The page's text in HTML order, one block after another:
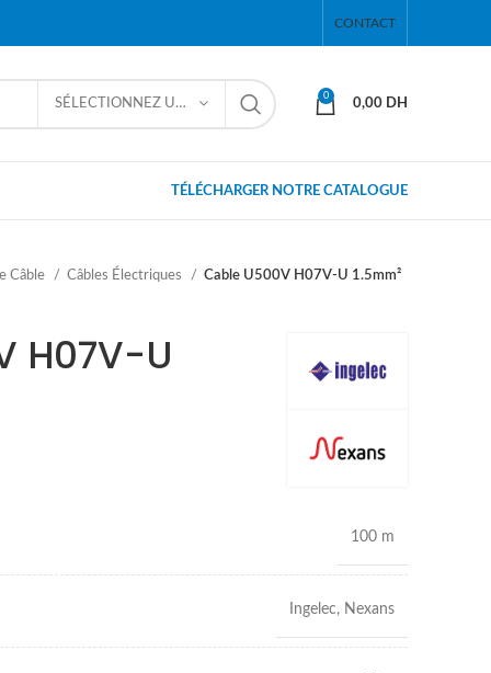
CONTACT
SÉLECTIONNEZ UNE CATÉGORIE
0
0,00 DH
TÉLÉCHARGER NOTRE CATALOGUE
Câble Câbles Électriques Cable U500V H07V-U 1.5mm²
H07V-U
100 m
Ingelec, Nexans